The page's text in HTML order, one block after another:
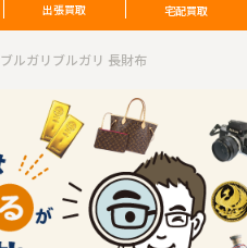
出張買取 宅配買取
ブルガリブルガリ 長財布